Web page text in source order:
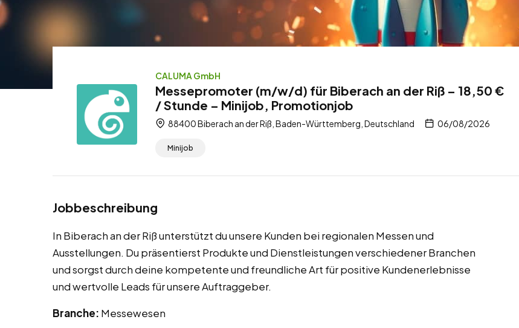
CALUMA GmbH
Messepromoter (m/w/d) für Biberach an der Riß – 18,50 €
/ Stunde – Minijob, Promotionjob
88400 Biberach an der Riß, Baden-Württemberg, Deutschland 06/08/2026
Minijob
Jobbeschreibung
In Biberach an der Riß unterstützt du unsere Kunden bei regionalen Messen und
Ausstellungen. Du präsentierst Produkte und Dienstleistungen verschiedener Branchen
und sorgst durch deine kompetente und freundliche Art für positive Kundenerlebnisse
und wertvolle Leads für unsere Auftraggeber.
Branche: Messewesen